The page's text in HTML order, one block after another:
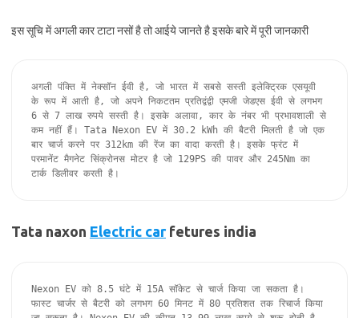
इस सूचि में अगली कार टाटा नसों है तो आईये जानते है इसके बारे में पूरी जानकारी
अगली पंक्ति में नेक्सॉन ईवी है, जो भारत में सबसे सस्ती इलेक्ट्रिक एसयूवी
के रूप में आती है, जो अपने निकटतम प्रतिद्वंद्वी एमजी जेडएस ईवी से लगभग
6 से 7 लाख रुपये सस्ती है। इसके अलावा, कार के नंबर भी प्रभावशाली से
कम नहीं हैं। Tata Nexon EV में 30.2 kWh की बैटरी मिलती है जो एक
बार चार्ज करने पर 312km की रेंज का वादा करती है। इसके फ्रंट में
परमानेंट मैगनेट सिंक्रोनस मोटर है जो 129PS की पावर और 245Nm का
टार्क डिलीवर करती है।
Tata naxon Electric carfetures india
Nexon EV को 8.5 घंटे में 15A सॉकेट से चार्ज किया जा सकता है।
फास्ट चार्जर से बैटरी को लगभग 60 मिनट में 80 प्रतिशत तक रिचार्ज किया